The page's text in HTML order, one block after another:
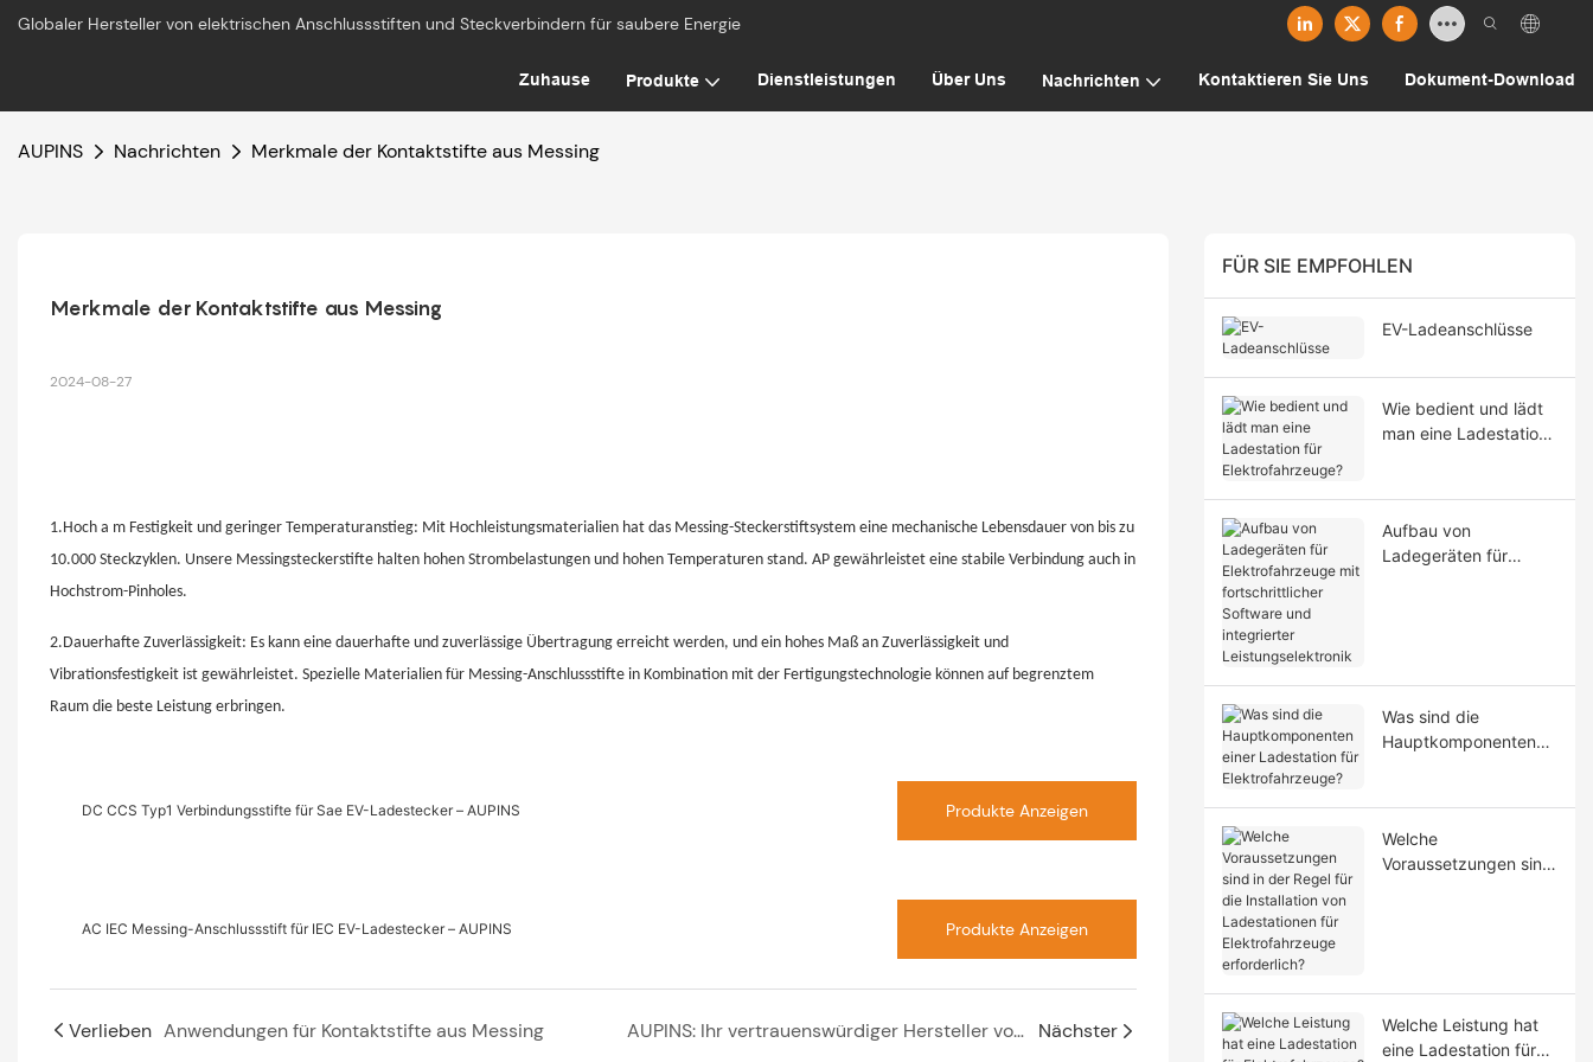
Globaler Hersteller von elektrischen Anschlussstiften und Steckverbindern für saubere Energie
Zuhause Produkte Dienstleistungen Über Uns Nachrichten Kontaktieren Sie Uns Dokument-Download
AUPINS Nachrichten Merkmale der Kontaktstifte aus Messing
Merkmale der Kontaktstifte aus Messing
2024-08-27
1.Hoch a mFestigkeit und geringer Temperaturanstieg: Mit Hochleistungsmaterialien hat das Messing-Steckerstiftsystem eine mechanische Lebensdauer von bis zu
10.000 Steckzyklen. Unsere Messingsteckerstifte halten hohen Strombelastungen und hohen Temperaturen stand. AP gewährleistet eine stabile Verbindung auch in
Hochstrom-Pinholes.
2.Dauerhafte Zuverlässigkeit: Es kann eine dauerhafte und zuverlässige Übertragung erreicht werden, und ein hohes Maß an Zuverlässigkeit und
Vibrationsfestigkeit ist gewährleistet. Spezielle Materialien für Messing-Anschlussstifte in Kombination mit der Fertigungstechnologie können auf begrenztem
Raum die beste Leistung erbringen.
DC CCS Typ1 Verbindungsstifte für Sae EV-Ladestecker – AUPINS Produkte Anzeigen
AC IEC Messing-Anschlussstift für IEC EV-Ladestecker – AUPINS Produkte Anzeigen
Verlieben Anwendungen für Kontaktstifte aus Messing AUPINS: Ihr vertrauenswürdiger Hersteller von elektrischen Messingsteckerstiften in China Nächster
FÜR SIE EMPFOHLEN
EV-Ladeanschlüsse
Wie bedient und lädt
man eine Ladestation
Aufbau von
Ladegeräten für
Was sind die
Hauptkomponenten
Welche
Voraussetzungen sind
Welche Leistung hat
eine Ladestation für